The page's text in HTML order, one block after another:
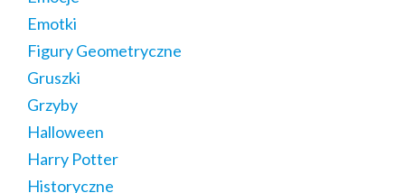
Emotki
Figury Geometryczne
Gruszki
Grzyby
Halloween
Harry Potter
Historyczne